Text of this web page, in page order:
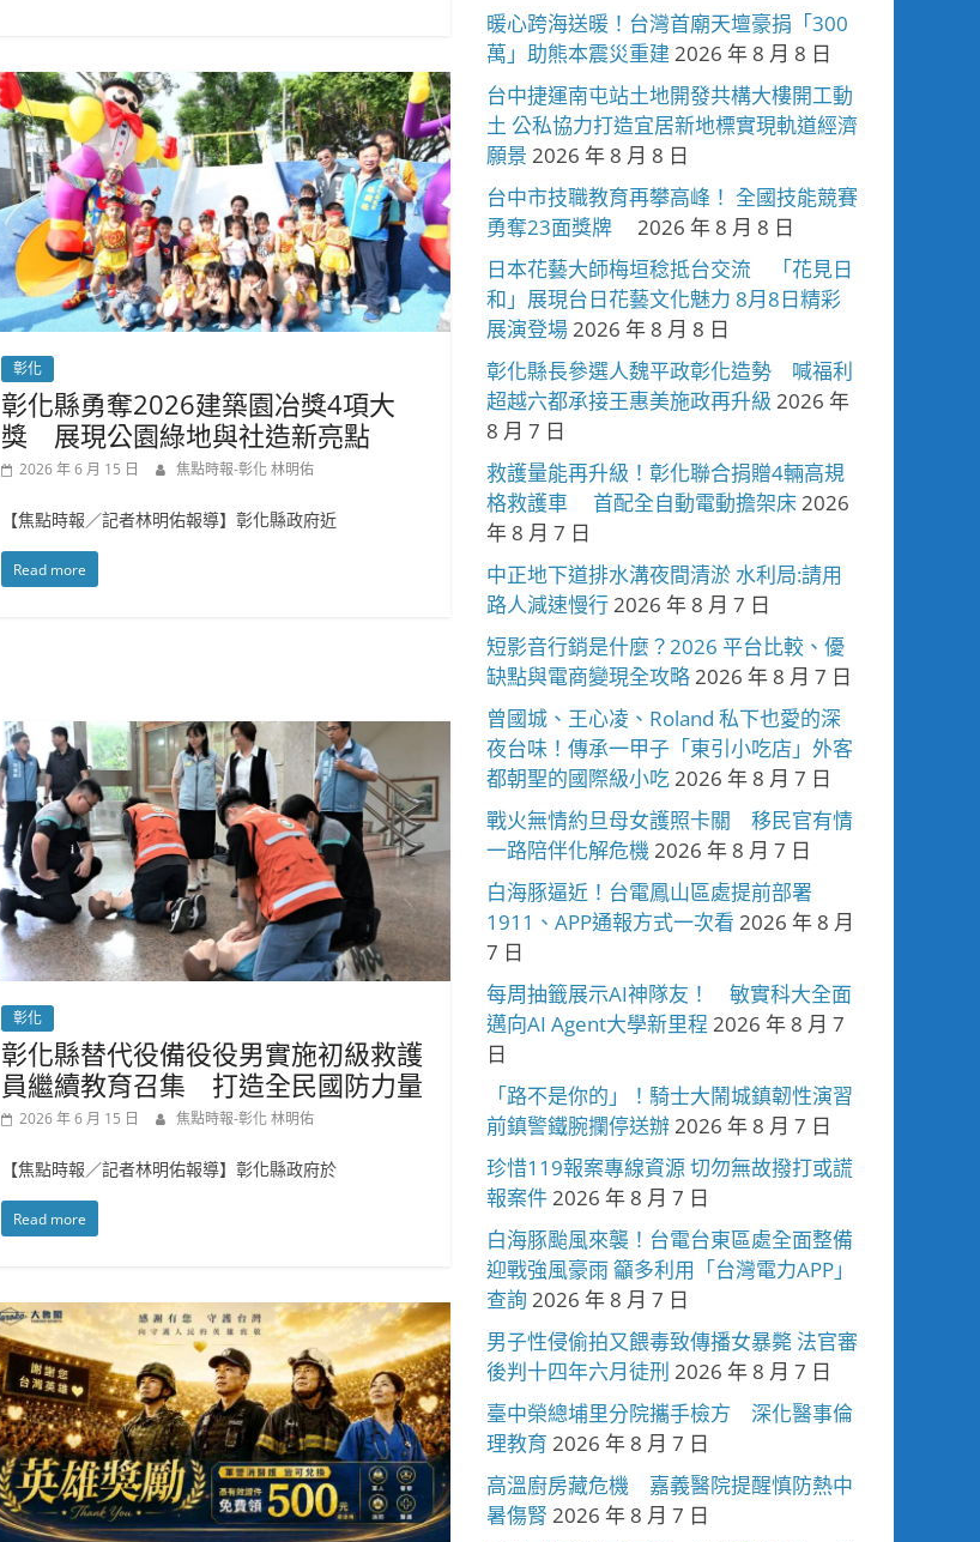
彰化
彰化縣勇奪2026建築園冶獎4項大
獎 展現公園綠地與社造新亮點
2026 年 6 月 15 日 焦點時報-彰化 林明佑
【焦點時報／記者林明佑報導】彰化縣政府近
Read more
彰化
彰化縣替代役備役役男實施初級救護
員繼續教育召集 打造全民國防力量
2026 年 6 月 15 日 焦點時報-彰化 林明佑
【焦點時報／記者林明佑報導】彰化縣政府於
Read more
暖心跨海送暖！台灣首廟天壇豪捐「300
萬」助熊本震災重建 2026 年 8 月 8 日
台中捷運南屯站土地開發共構大樓開工動
土 公私協力打造宜居新地標實現軌道經濟
願景 2026 年 8 月 8 日
台中市技職教育再攀高峰！ 全國技能競賽
勇奪23面獎牌
2026 年 8 月 8 日
日本花藝大師梅垣稔抵台交流 「花見日
和」展現台日花藝文化魅力 8月8日精彩
展演登場2026 年 8 月 8 日
彰化縣長參選人魏平政彰化造勢 喊福利
超越六都承接王惠美施政再升級 2026 年
8 月 7 日
救護量能再升級！彰化聯合捐贈4輛高規
格救護車 首配全自動電動擔架床2026
年 8 月 7 日
中正地下道排水溝夜間清淤 水利局:請用
路人減速慢行2026 年 8 月 7 日
短影音行銷是什麼？2026 平台比較、優
缺點與電商變現全攻略2026 年 8 月 7 日
曾國城、王心凌、Roland 私下也愛的深
夜台味！傳承一甲子「東引小吃店」外客
都朝聖的國際級小吃2026 年 8 月 7 日
戰火無情約旦母女護照卡關 移民官有情
一路陪伴化解危機2026 年 8 月 7 日
白海豚逼近！台電鳳山區處提前部署
1911、APP通報方式一次看 2026 年 8 月
7 日
每周抽籤展示AI神隊友！ 敏實科大全面
邁向AI Agent大學新里程 2026 年 8 月 7
日
「路不是你的」！騎士大鬧城鎮韌性演習
前鎮警鐵腕攔停送辦2026 年 8 月 7 日
珍惜119報案專線資源 切勿無故撥打或謊
報案件2026 年 8 月 7 日
白海豚颱風來襲！台電台東區處全面整備
迎戰強風豪雨 籲多利用「台灣電力APP」
查詢 2026 年 8 月 7 日
男子性侵偷拍又餵毒致傳播女暴斃 法官審
後判十四年六月徒刑 2026 年 8 月 7 日
臺中榮總埔里分院攜手檢方 深化醫事倫
理教育 2026 年 8 月 7 日
高溫廚房藏危機 嘉義醫院提醒慎防熱中
暑傷腎 2026 年 8 月 7 日